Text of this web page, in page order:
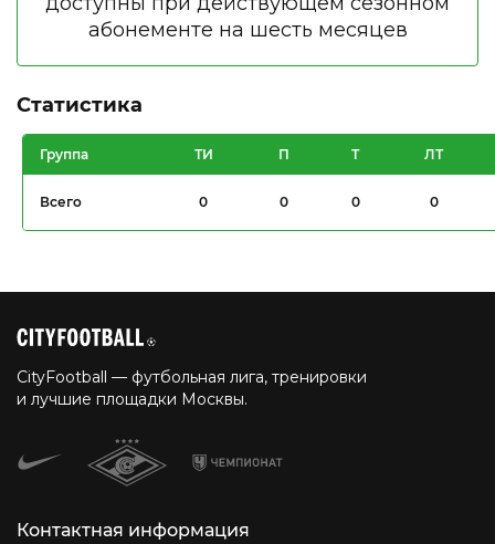
Статистика
Группа ТИ П Т ЛТ
Всего 0 0 0 0
CityFootball — футбольная лига, тренировки
и лучшие площадки Москвы.
Контактная информация